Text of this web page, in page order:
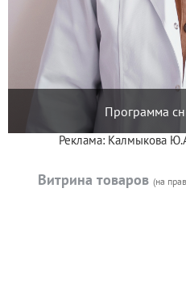
Программа
Реклама: Калмыкова
Витрина товаров (на